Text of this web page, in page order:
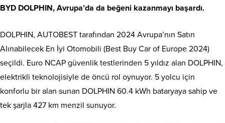
BYD DOLPHIN, Avrupa’da da beğeni kazanmayı başardı.
DOLPHIN, AUTOBEST tarafından 2024 Avrupa’nın Satın
Alınabilecek En İyi Otomobili (Best Buy Car of Europe 2024)
seçildi. Euro NCAP güvenlik testlerinden 5 yıldız alan DOLPHIN,
elektrikli teknolojisiyle de öncü rol oynuyor. 5 yolcu için
konforlu bir alan sunan DOLPHIN 60.4 kWh bataryaya sahip ve
tek şarjla 427 km menzil sunuyor.